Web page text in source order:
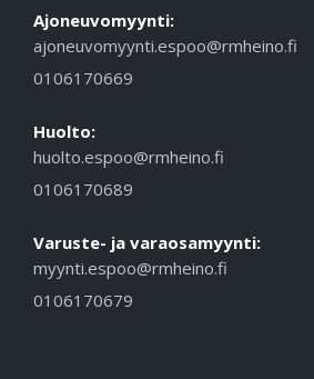
Ajoneuvomyynti:
ajoneuvomyynti.espoo@rmheino.fi
0106170669
Huolto:
huolto.espoo@rmheino.fi
0106170689
Varuste- ja varaosamyynti:
myynti.espoo@rmheino.fi
0106170679